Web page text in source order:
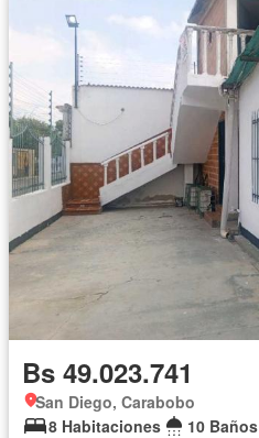
Bs 49.023.741
San Diego, Carabobo
8 Habitaciones
10 Baños